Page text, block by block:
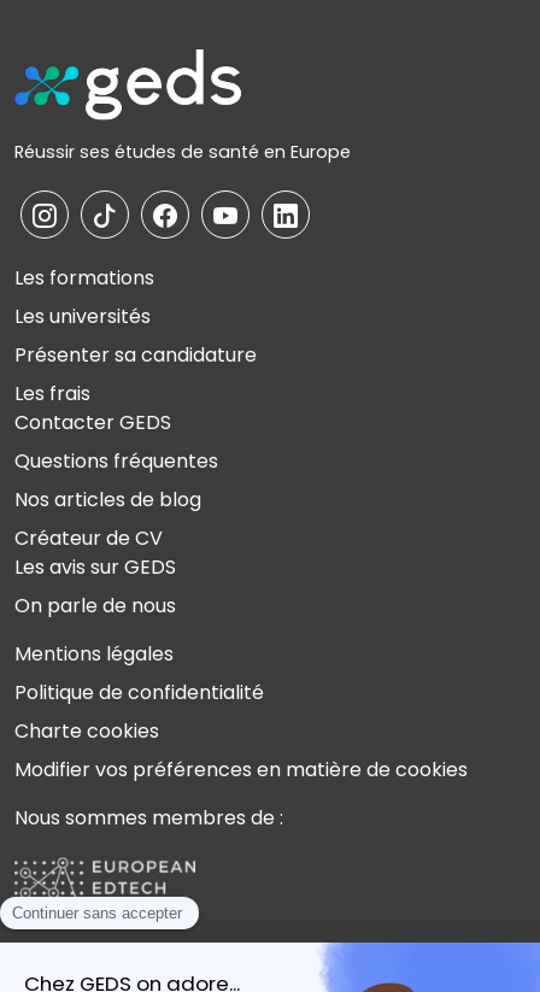
Réussir ses études de santé en Europe
Les formations
Les universités
Présenter sa candidature
Les frais
Contacter GEDS
Questions fréquentes
Nos articles de blog
Créateur de CV
Les avis sur GEDS
On parle de nous
Mentions légales
Politique de confidentialité
Charte cookies
Modifier vos préférences en matière de cookies
Nous sommes membres de :